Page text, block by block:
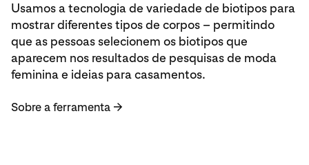
Usamos a tecnologia de variedade de biotipos para
mostrar diferentes tipos de corpos – permitindo
que as pessoas selecionem os biotipos que
aparecem nos resultados de pesquisas de moda
feminina e ideias para casamentos.
Sobre a ferramenta →